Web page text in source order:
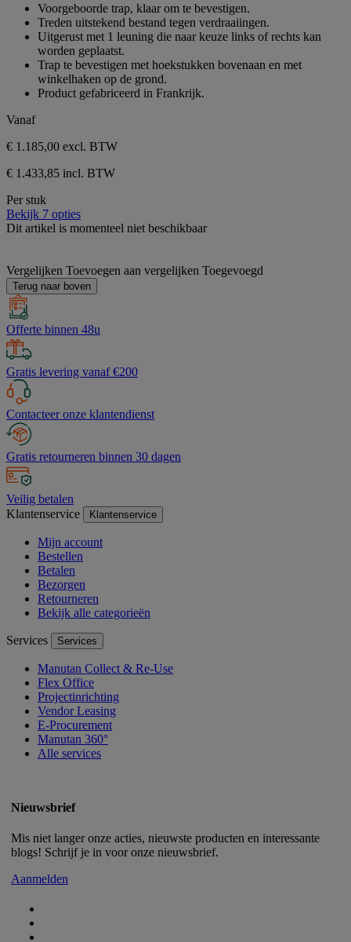
sterren.
Voorgeboorde trap, klaar om te bevestigen.
Treden uitstekend bestand tegen verdraaiingen.
Uitgerust met 1 leuning die naar keuze links of rechts kan
worden geplaatst.
Trap te bevestigen met hoekstukken bovenaan en met
winkelhaken op de grond.
Product gefabriceerd in Frankrijk.
Vanaf
€ 1.185,00 excl. BTW
€ 1.433,85 incl. BTW
Per stuk
Bekijk 7 opties
Dit artikel is momenteel niet beschikbaar
Vergelijken Toevoegen aan vergelijken Toegevoegd
Terug naar boven
Offerte binnen 48u
Gratis levering vanaf €200
Contacteer onze klantendienst
Gratis retourneren binnen 30 dagen
Veilig betalen
Klantenservice
Klantenservice
Mijn account
Bestellen
Betalen
Bezorgen
Retourneren
Bekijk alle categorieën
Services Services
Manutan Collect & Re-Use
Flex Office
Projectinrichting
Vendor Leasing
E-Procurement
Manutan 360°
Alle services
Nieuwsbrief
Mis niet langer onze acties, nieuwste producten en interessante
blogs! Schrijf je in voor onze nieuwsbrief.
Aanmelden